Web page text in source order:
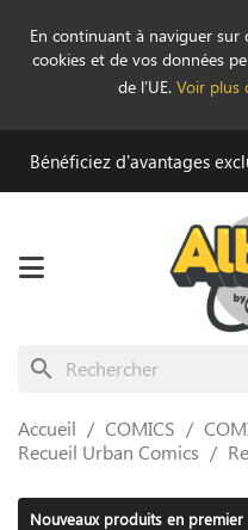
En continuant à naviguer sur
cookies et de vos données
de l’UE. Voir plus
Bénéficiez d'avantages
search
Accueil COMICS
Recueil Urban Comics
Nouveaux produits en premier